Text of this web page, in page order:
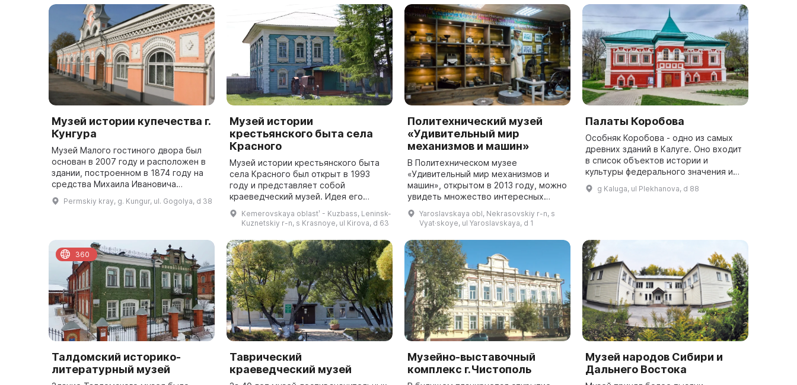
Музей истории купечества г.
Кунгура
Музей Малого гостиного двора был
основан в 2007 году и расположен в
здании, построенном в 1874 году на
средства Михаила Ивановича
Грибушина. Он содержит
информацию о торгово-
Permskiy kray, g. Kungur, ul. Gogolya, d 38
Музей истории
крестьянского быта села
Красного
Музей истории крестьянского быта
села Красного был открыт в 1993
году и представляет собой
краеведческий музей. Идея его
создания возникла в результате
многочисленных встреч со
старожилами села и сбор...
Kemerovskaya oblastʹ - Kuzbass, Leninsk-
Kuznetskiy r-n, s Krasnoye, ul Kirova, d 63
Политехнический музей
«Удивительный мир
механизмов и машин»
В Политехническом музее
«Удивительный мир механизмов и
машин», открытом в 2013 году, можно
увидеть множество интересных
экспонатов. Среди них представлены
самые простые механизмы,
использовавшиеся в к...
Yaroslavskaya obl, Nekrasovskiy r-n, s
Vyat·skoye, ul Yaroslavskaya, d 1
Палаты Коробова
Особняк Коробова - одно из самых
древних зданий в Калуге. Оно входит
в список объектов истории и
культуры федерального значения и
даже в XIX веке было признано
редким памятником старины. Долгое
g Kaluga, ul Plekhanova, d 88
Талдомский историко-
литературный музей
360
Таврический
краеведческий музей
Музейно-выставочный
комплекс г.Чистополь
Музей народов Сибири и
Дальнего Востока